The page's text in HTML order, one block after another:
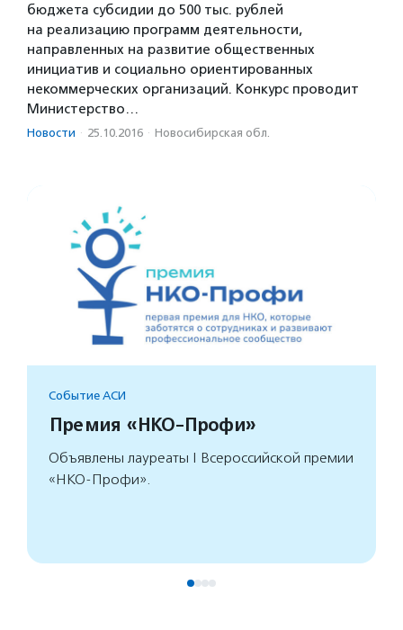
бюджета субсидии до 500 тыс. рублей
на реализацию программ деятельности,
направленных на развитие общественных
инициатив и социально ориентированных
некоммерческих организаций. Конкурс проводит
Министерство…
Новости · 25.10.2016 · Новосибирская обл.
Событие АСИ
Премия «НКО-Профи»
Объявлены лауреаты I Всероссийской премии
«НКО-Профи».